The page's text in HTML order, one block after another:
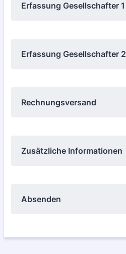
Erfassung Gesellschafter 1
Erfassung Gesellschafter 2
Rechnungsversand
Zusätzliche Informationen
Absenden